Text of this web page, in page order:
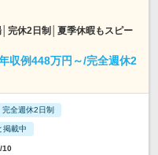
完休2日制│夏季休暇もスピー
収例448万円～/完全週休2
完全週休2日制
掲載中
10